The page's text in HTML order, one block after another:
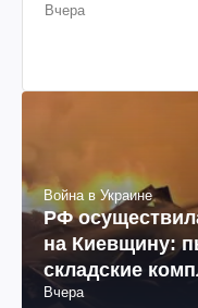
Вчера
Война в Украине
РФ
на Киевщину:
складские
раненых (фото,
Вчера